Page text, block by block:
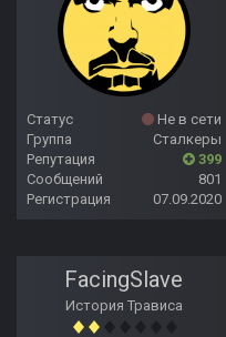
Статус
Не в сети
Группа
Сталкеры
Репутация
399
Сообщений
801
Регистрация
07.09.2020
FacingSlave
История Трависа